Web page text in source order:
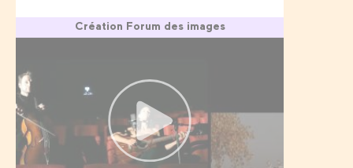
Création Forum des images